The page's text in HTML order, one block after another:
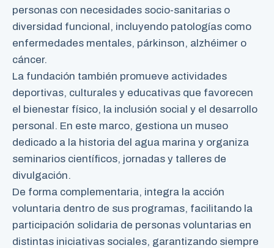
personas con necesidades socio-sanitarias o
diversidad funcional, incluyendo patologías como
enfermedades mentales, párkinson, alzhéimer o
cáncer.
La fundación también promueve actividades
deportivas, culturales y educativas que favorecen
el bienestar físico, la inclusión social y el desarrollo
personal. En este marco, gestiona un museo
dedicado a la historia del agua marina y organiza
seminarios científicos, jornadas y talleres de
divulgación.
De forma complementaria, integra la acción
voluntaria dentro de sus programas, facilitando la
participación solidaria de personas voluntarias en
distintas iniciativas sociales, garantizando siempre